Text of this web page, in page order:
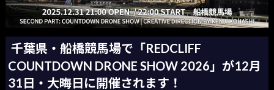
千葉県・船橋競馬場で「REDCLIFF
COUNTDOWN DRONE SHOW 2026」が12月
31日・大晦日に開催されます！